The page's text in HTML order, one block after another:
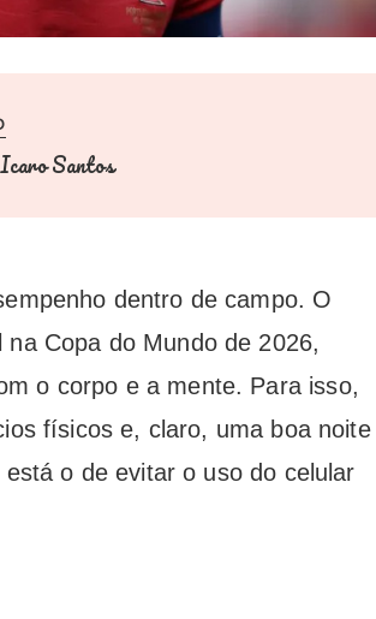
Icaro Santos
dentro de campo. O
Copa do Mundo de 2026,
o corpo e a mente. Para isso,
físicos e, claro, uma boa noite
o de evitar o uso do celular